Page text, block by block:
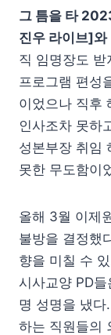
그 틈을 타
진우 라이브]
직 임명장도 받
프로그램 편성
이었으나 직후
인사조차 못하
성본부장 취임
못한 무도함이
올해 3월 이제
불방을 결정했
향을 미칠 수
시사교양 PD
명 성명을 냈다
하는 직원들의